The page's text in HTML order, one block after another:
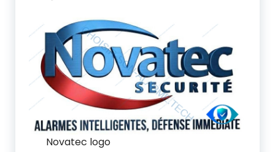
Novatec logo